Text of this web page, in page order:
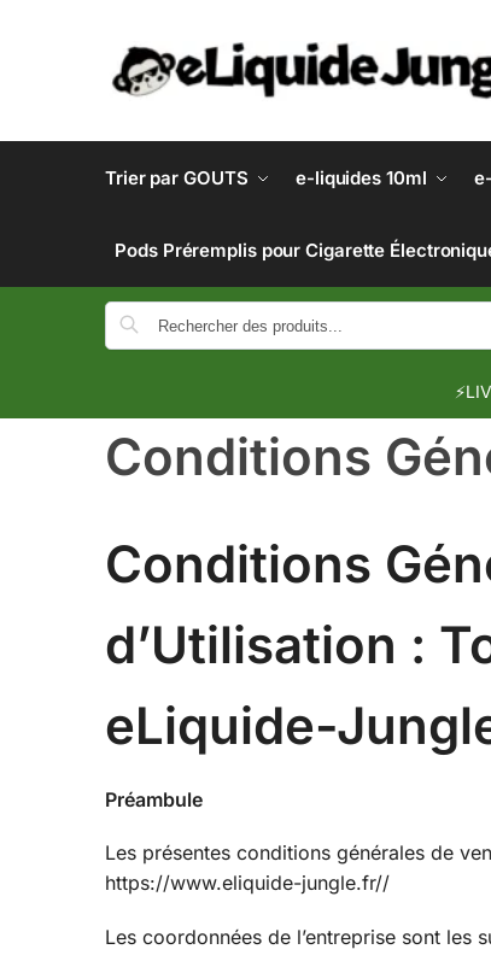
Trier par GOUTS e-liquides 10ml
Pods Préremplis pour Cigarette
Conditions
Conditions
d’Utilisation :
eLiquide-
Préambule
Les présentes conditions générales de
https://www.eliquide-jungle.fr//
Les coordonnées de l’entreprise sont les